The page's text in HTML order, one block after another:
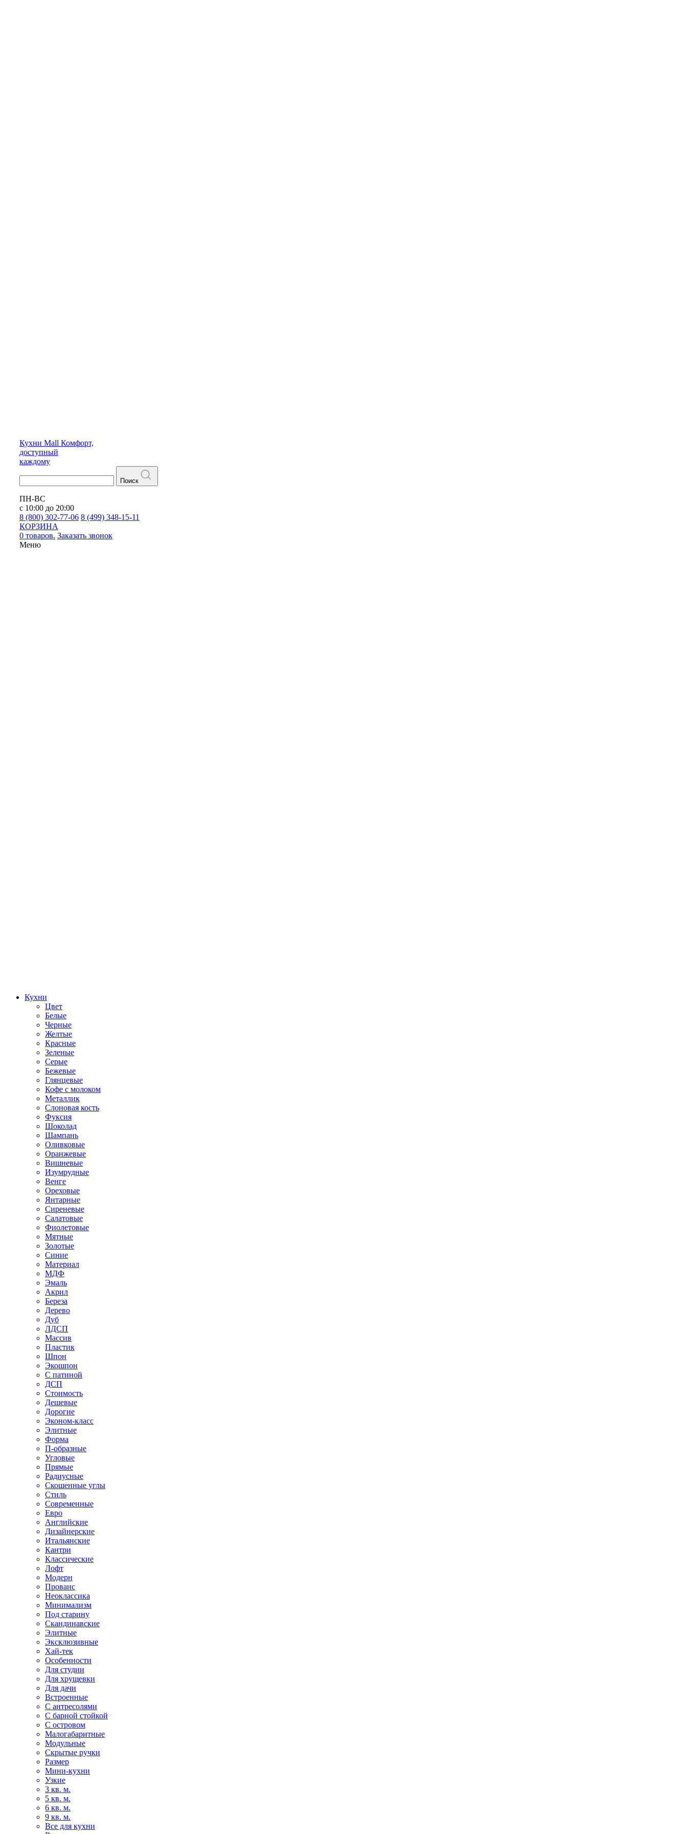
Кухни Mall Комфорт,
доступный
каждому
Поиск
ПН-ВС
с 10:00 до 20:00
8 (800) 302-77-06 8 (499) 348-15-11
КОРЗИНА
0 товаров. Заказать звонок
Меню
Кухни
Цвет
Белые
Черные
Желтые
Красные
Зеленые
Серые
Бежевые
Глянцевые
Кофе с молоком
Металлик
Слоновая кость
Фуксия
Шоколад
Шампань
Оливковые
Оранжевые
Вишневые
Изумрудные
Венге
Ореховые
Янтарные
Сиреневые
Салатовые
Фиолетовые
Мятные
Золотые
Синие
Материал
МДФ
Эмаль
Акрил
Береза
Дерево
Дуб
ЛДСП
Массив
Пластик
Шпон
Экошпон
С патиной
ДСП
Стоимость
Дешевые
Дорогие
Эконом-класс
Элитные
Форма
П-образные
Угловые
Прямые
Радиусные
Скошенные углы
Стиль
Современные
Евро
Английские
Дизайнерские
Итальянские
Кантри
Классические
Лофт
Модерн
Прованс
Неоклассика
Минимализм
Под старину
Скандинавские
Элитные
Эксклюзивные
Хай-тек
Особенности
Для студии
Для хрущевки
Для дачи
Встроенные
С антресолями
С барной стойкой
С островом
Малогабаритные
Модульные
Скрытые ручки
Размер
Мини-кухни
Узкие
3 кв. м.
5 кв. м.
6 кв. м.
9 кв. м.
Все для кухни